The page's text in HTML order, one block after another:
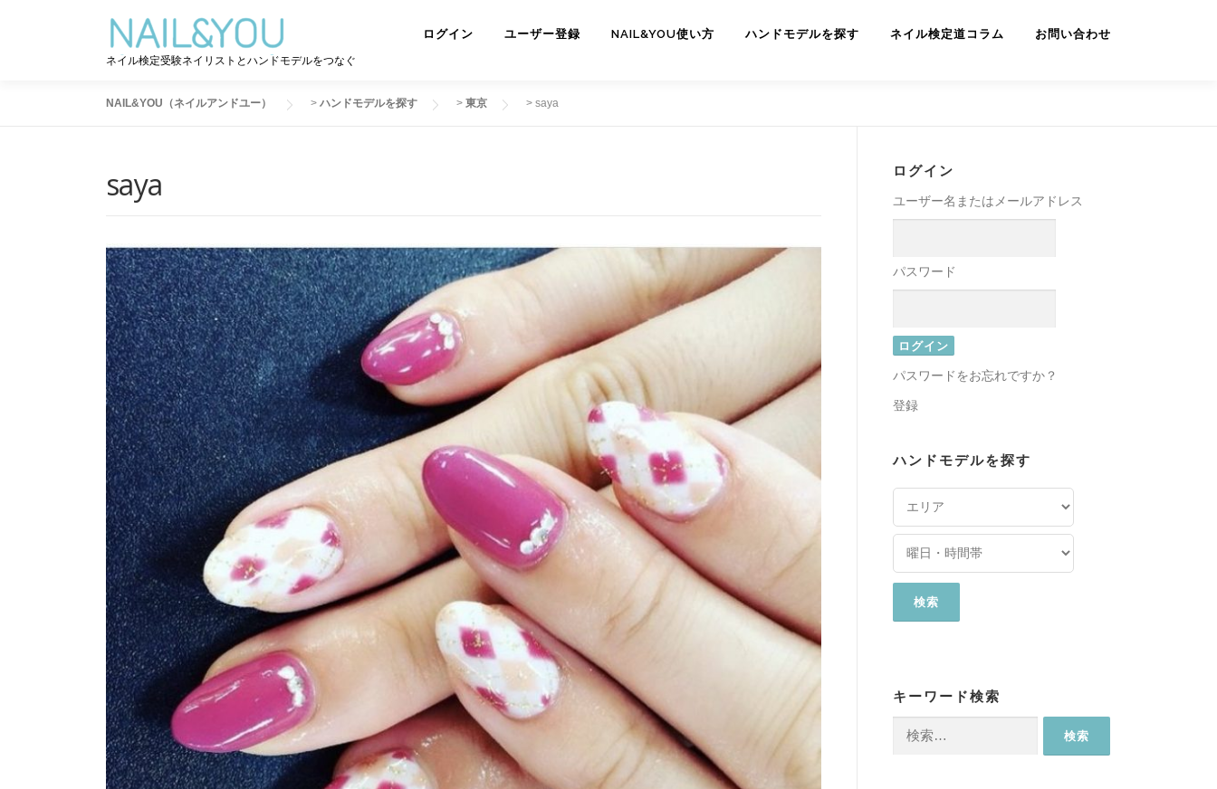
ネイル検定受験ネイリストとハンドモデルをつなぐ
ログイン ユーザー登録 NAIL&YOU使い方 ハンドモデルを探す ネイル検定道コラム お問い合わせ
NAIL&YOU（ネイルアンドユー） > ハンドモデルを探す > 東京 > saya
saya ログイン
ユーザー名またはメールアドレス
パスワード
パスワードをお忘れですか？
登録
ハンドモデルを探す
キーワード検索